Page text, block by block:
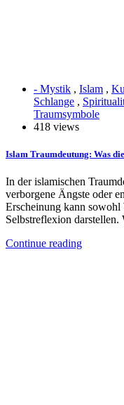
- Mystik , Islam ,
Schlange ,
Traumsymbole
418 views
Islam Traumdeutung: Was
In der islamischen
verborgene Ängste oder
Erscheinung kann sowohl
Selbstreflexion darstellen.
Continue reading